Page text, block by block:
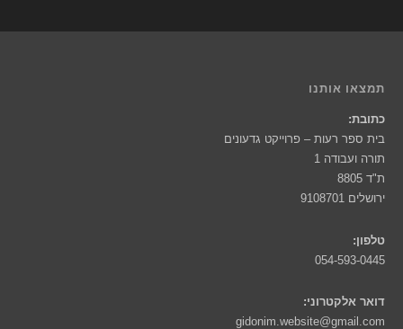
תמצאו אותנו
כתובת:
בית ספר רעות – פרוייקט גדעונים
תורה ועבודה 1
ת"ד 8805
ירושלים 9108701
טלפון:
054-593-0445
דואר אלקטרוני:
gidonim.website@gmail.com